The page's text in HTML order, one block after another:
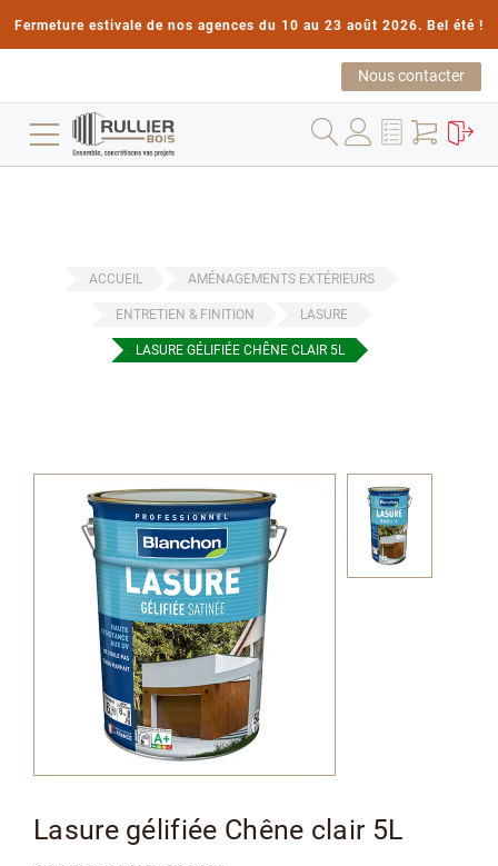
Fermeture estivale de nos agences du 10 au 23 août 2026. Bel été !
Nous contacter
ACCUEIL AMÉNAGEMENTS EXTÉRIEURS
ENTRETIEN & FINITION LASURE
LASURE GÉLIFIÉE CHÊNE CLAIR 5L
Lasure gélifiée Chêne clair 5L
d’images
Passer